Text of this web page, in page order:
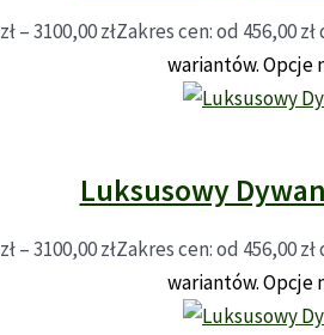
zł –3100,00złZakres cen: od 456,00 zł
wariantów. Opcje
Luksusowy
zł –3100,00złZakres cen: od 456,00 zł
wariantów. Opcje